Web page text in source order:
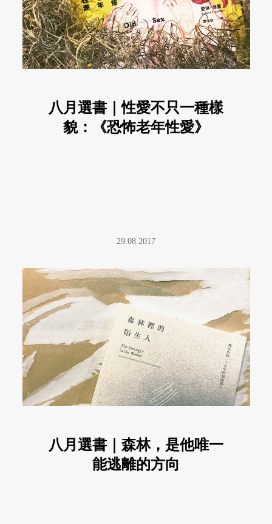
八月選書｜性愛不只一種樣
貌：《恐怖老年性愛》
29.08.2017
八月選書｜森林，是他唯一
能逃離的方向